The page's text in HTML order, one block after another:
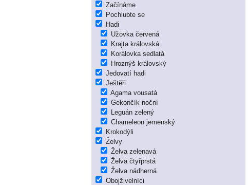
Začínáme
Pochlubte se
Hadi
Užovka červená
Krajta královská
Korálovka sedlatá
Hroznýš královský
Jedovatí hadi
Ještěři
Agama vousatá
Gekončík noční
Leguán zelený
Chameleon jemenský
Krokodýli
Želvy
Želva zelenavá
Želva čtyřprstá
Želva nádherná
Obojživelníci